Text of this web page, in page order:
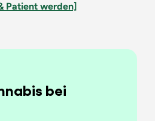
Patient werden]
bei